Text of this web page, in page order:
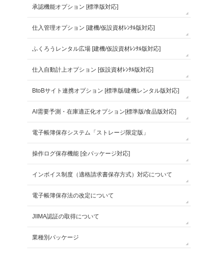
承認機能オプション [標準版対応]
仕入管理オプション [建機/仮設資材ﾚﾝﾀﾙ版対応]
ふくろうレンタル広場 [建機/仮設資材ﾚﾝﾀﾙ版対応]
仕入自動計上オプション [仮設資材ﾚﾝﾀﾙ版対応]
BtoBサイト連携オプション [標準版/建機レンタル版対応]
AI需要予測・在庫適正化オプション[標準版/食品版対応]
電子帳簿保存システム「ストレージ限定版」
操作ログ保存機能 [全パッケージ対応]
インボイス制度（適格請求書保存方式）対応について
電子帳簿保存法の改定について
JIIMA認証の取得について
業種別パッケージ